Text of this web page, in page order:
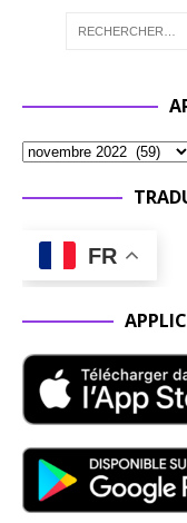
FR